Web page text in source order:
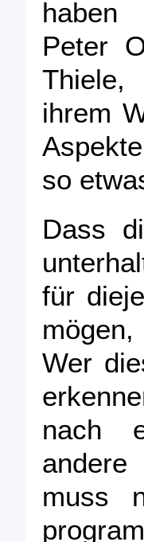
haben
Peter
ihrem
so
Dass
für
Wer
nach
muss